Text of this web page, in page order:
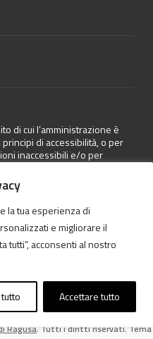
la tua esperienza di
e migliorare il
tutti”, acconsenti al nostro
Accettare tutto
di cui l’amministrazione è
di accessibilità, o per
inaccessibili e/o per
segnalazione
(come previsto dalla
dal Decreto Legislativo 10
comma 2 lettera b)
Ragusa. Tutti i diritti riservati. Tema